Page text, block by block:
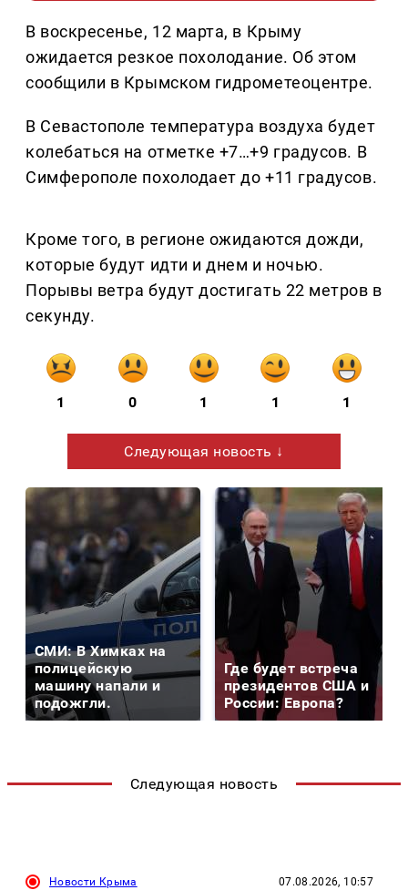
В воскресенье, 12 марта, в Крыму
ожидается резкое похолодание. Об этом
сообщили в Крымском гидрометеоцентре.
В Севастополе температура воздуха будет
колебаться на отметке +7…+9 градусов. В
Симферополе похолодает до +11 градусов.
Кроме того, в регионе ожидаются дожди,
которые будут идти и днем и ночью.
Порывы ветра будут достигать 22 метров в
секунду.
1 0 1 1 1
Следующая новость ↓
СМИ: В Химках на
полицейскую
машину напали и
подожгли.
Где будет встреча
президентов США и
России: Европа?
Следующая новость
Новости Крыма 07.08.2026, 10:57